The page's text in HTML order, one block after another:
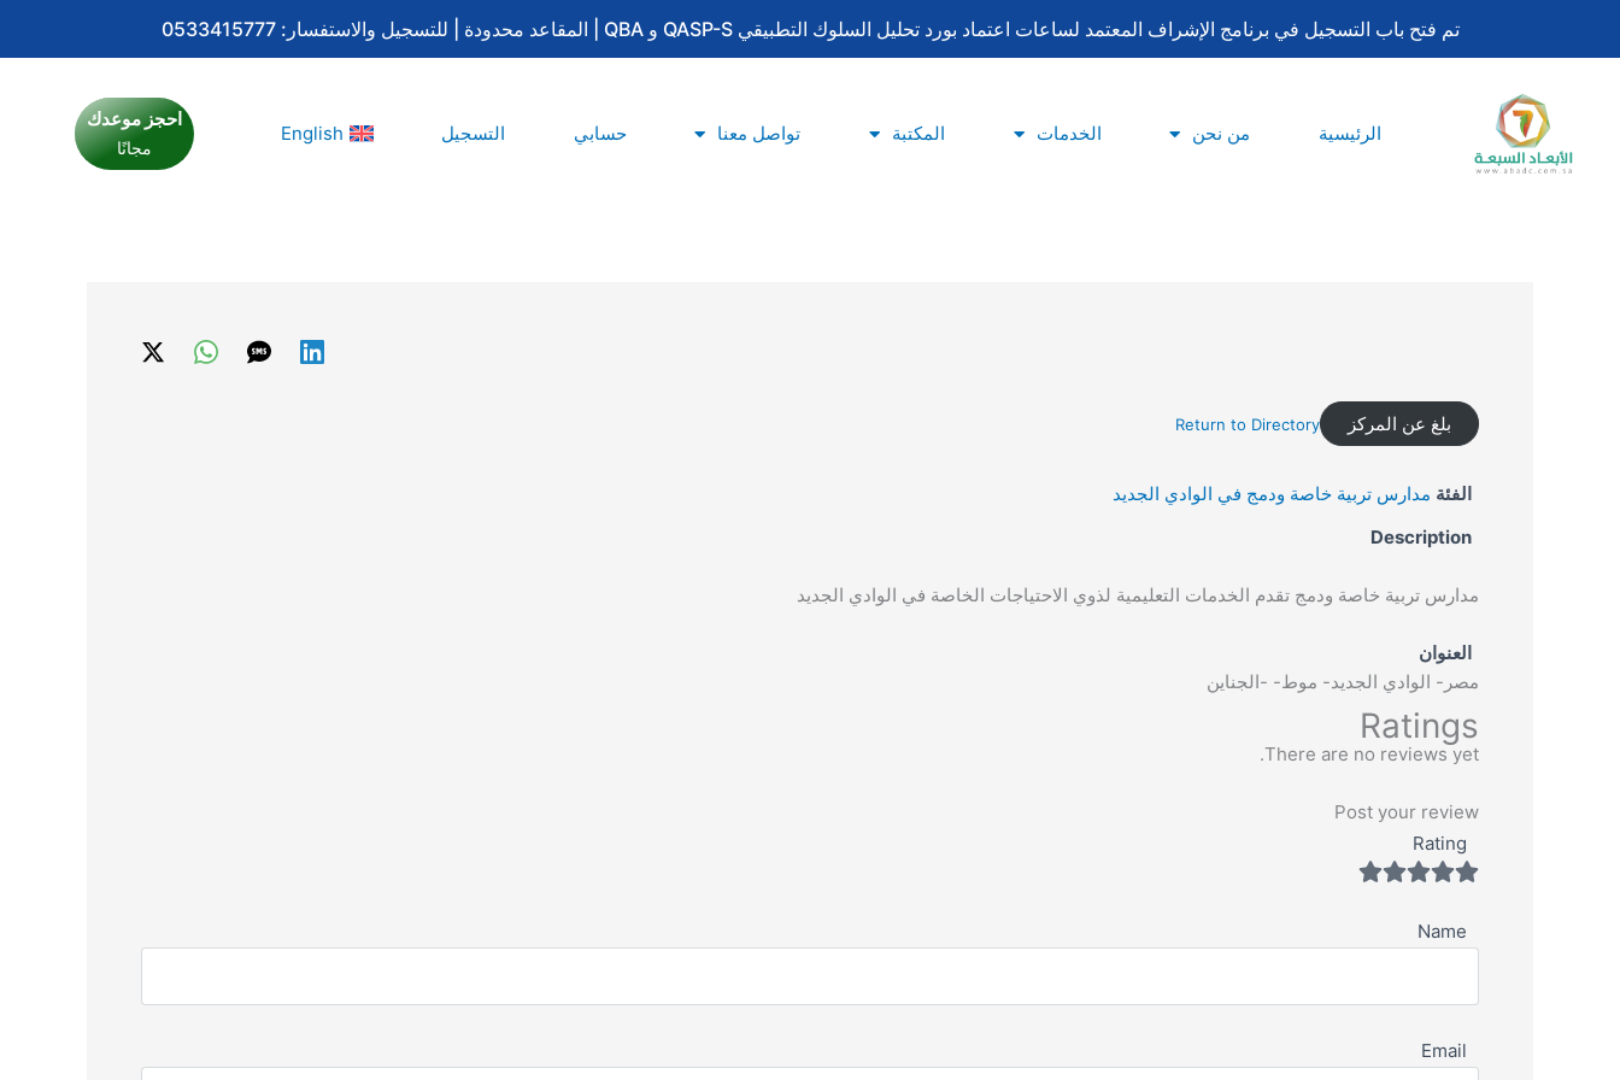
تم فتح باب التسجيل في برنامج الإشراف المعتمد لساعات اعتماد بورد تحليل السلوك التطبيقي QASP-S و QBA | المقاعد محدودة | للتسجيل والاستفسار: 0533415777
الرئيسية من نحن الخدمات المكتبة تواصل معنا حسابي التسجيل English
احجز موعدك
مجانًا
بلغ عن المركز Return to Directory
الفئة مدارس تربية خاصة ودمج في الوادي الجديد
Description
مدارس تربية خاصة ودمج تقدم الخدمات التعليمية لذوي الاحتياجات الخاصة في الوادي الجديد
العنوان
مصر- الوادي الجديد- موط- -الجناين
Ratings
There are no reviews yet.
Post your review
Rating
Name
Email